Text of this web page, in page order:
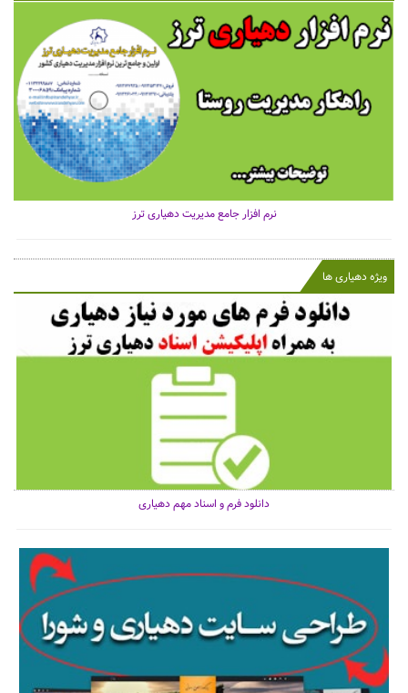
نرم افزار جامع مدیریت دهیاری ترز
ویژه دهیاری ها
دانلود فرم و اسناد مهم دهیاری